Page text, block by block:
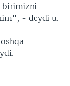
birimizni
- deydi u.